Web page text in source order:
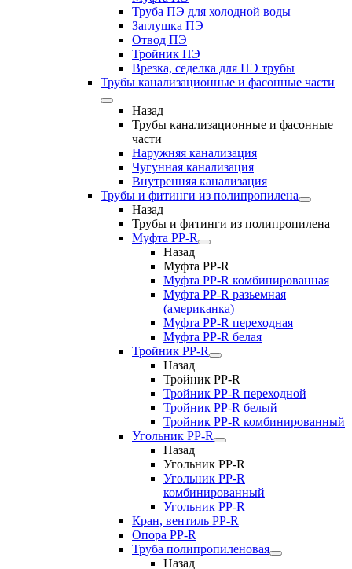
Труба ПЭ для холодной воды
Заглушка ПЭ
Отвод ПЭ
Тройник ПЭ
Врезка, седелка для ПЭ трубы
Трубы канализационные и фасонные части
Назад
Трубы канализационные и фасонные
части
Наружняя канализация
Чугунная канализация
Внутренняя канализация
Трубы и фитинги из полипропилена
Назад
Трубы и фитинги из полипропилена
Муфта PP-R
Назад
Муфта PP-R
Муфта РР-R комбинированная
Муфта РР-R разьемная
(американка)
Муфта РР-R переходная
Муфта РР-R белая
Тройник PP-R
Назад
Тройник PP-R
Тройник РР-R переходной
Тройник РР-R белый
Тройник РР-R комбинированный
Угольник PP-R
Назад
Угольник PP-R
Угольник РР-R
комбинированный
Угольник РР-R
Кран, вентиль PP-R
Опора PP-R
Труба полипропиленовая
Назад